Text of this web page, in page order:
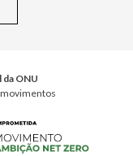
da ONU